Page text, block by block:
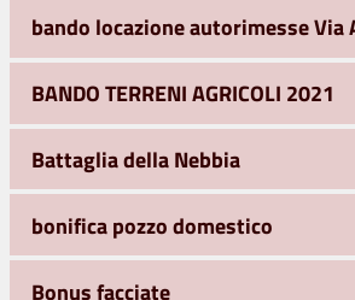
bando locazione autorimesse Via
BANDO TERRENI AGRICOLI 2021
Battaglia della Nebbia
bonifica pozzo domestico
Bonus facciate